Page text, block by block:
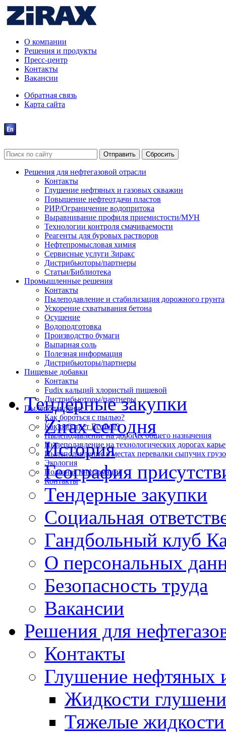
О компании
Решения и продукты
Пресс-центр
Контакты
Вакансии
Обратная связь
Карта сайта
Решения для нефтегазовой отрасли
Контакты
Глушение нефтяных и газовых скважин
Повышение нефтеотдачи пластов
РИР/Ограничение водопритока
Выравнивание профиля приемистости/МУН
Технологии контроля смачиваемости
Реагенты для буровых растворов
Нефтепромысловая химия
Сервисные услуги Зиракс
Дистрибьюторы/партнеры
Статьи/Библиотека
Промышленные решения
Контакты
Пылеподавление и стабилизация дорожного грунта
Ускорение схватывания бетона
Осушение
Водоподготовка
Производство бумаги
Выпарная соль
Полезная информация
Дистрибьюторы/партнеры
Пищевые добавки
Контакты
Fudix кальций хлористый пищевой
Дистрибьюторы/партнеры
Пылеподавление
Как бороться с пылью?
Как работает EcoPell?
Пылеподавление на дорогах общего назначения
Пылеподавление на технологических дорогах
Пылеподавление в местах перевалки сыпучих
Экология
Полезная информация
Контакты
Тендерные закупки
Zirax сегодня
История
География
Тендерные закупки
Социальная
Гандбольный клуб
О персональных
Безопасность труда
Вакансии
Решения для
Контакты
Глушение нефтяных
Жидкости
Тяжелые